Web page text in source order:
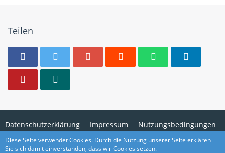
Teilen
Datenschutzerklärung Impressum
Nutzungsbedingungen
Diese Seite verwendet Cookies. Durch die Nutzung unserer Seite erklären
Sie sich damit einverstanden, dass wir Cookies setzen.